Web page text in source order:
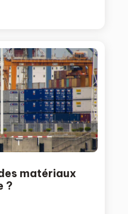
matériaux
?